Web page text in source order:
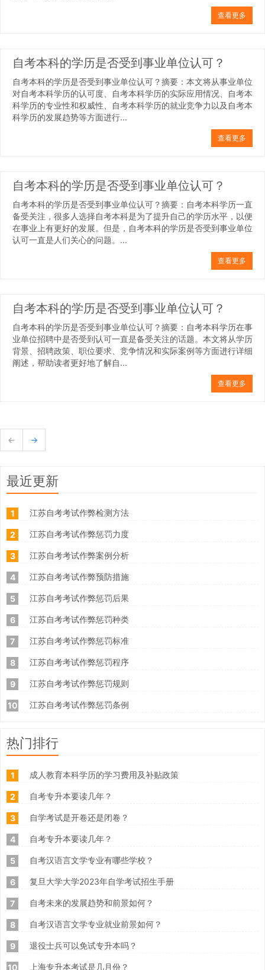
查看更多
自考本科的学历是否受到事业单位认可？
自考本科的学历是否受到事业单位认可？摘要：本文将从事业单位
对自考本科学历的认可度、自考本科学历的实际应用情况、自考本
科学历的专业性和权威性、自考本科学历的就业竞争力以及自考本
科学历的发展趋势等方面进行...
查看更多
自考本科的学历是否受到事业单位认可？
自考本科的学历是否受到事业单位认可？摘要：自考本科学历一直
备受关注，很多人选择自考本科是为了提升自己的学历水平，以便
在事业上有更好的发展。但是，自考本科的学历是否受到事业单位
认可一直是人们关心的问题。...
查看更多
自考本科的学历是否受到事业单位认可？
自考本科的学历是否受到事业单位认可？摘要：自考本科学历在事
业单位招聘中是否受到认可一直是备受关注的话题。本文将从学历
背景、招聘政策、职位要求、竞争情况和实际案例等方面进行详细
阐述，帮助读者更好地了解自...
查看更多
← →
最近更新
1 江苏自考考试作弊检测方法
2 江苏自考考试作弊惩罚力度
3 江苏自考考试作弊案例分析
4 江苏自考考试作弊预防措施
5 江苏自考考试作弊惩罚后果
6 江苏自考考试作弊惩罚种类
7 江苏自考考试作弊惩罚标准
8 江苏自考考试作弊惩罚程序
9 江苏自考考试作弊惩罚规则
10 江苏自考考试作弊惩罚条例
热门排行
1 成人教育本科学历的学习费用及补贴政策
2 自考专升本要读几年？
3 自学考试是开卷还是闭卷？
4 自考专升本要读几年？
5 自考汉语言文学专业有哪些学校？
6 复旦大学大学2023年自学考试招生手册
7 自考未来的发展趋势和前景如何？
8 自考汉语言文学专业就业前景如何？
9 退役士兵可以免试专升本吗？
10 上海专升本考试是几月份？